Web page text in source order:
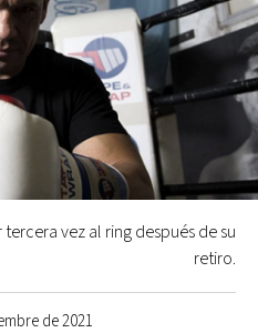
de 2021
vez al ring después de su
retiro.